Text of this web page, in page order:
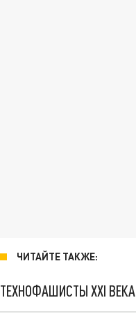
ЧИТАЙТЕ ТАКЖЕ:
ТЕХНОФАШИСТЫ XXI ВЕКА